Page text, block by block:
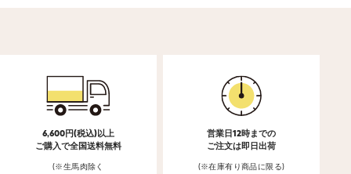
6,600円(税込)以上
ご購入で全国送料無料
(※生馬肉除く
営業日12時までの
ご注文は即日出荷
(※在庫有り商品に限る)